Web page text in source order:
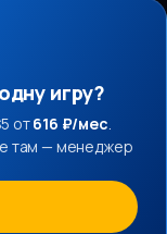
игру?
от616 ₽/мес.
там — менеджер